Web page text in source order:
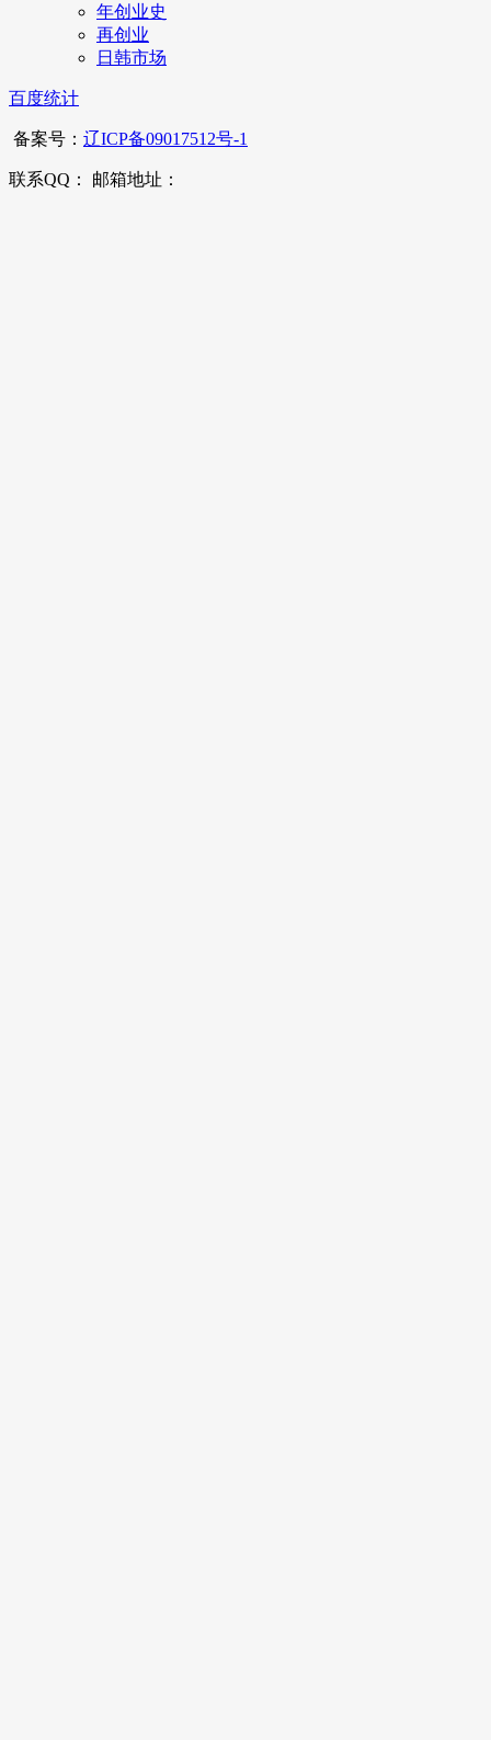
年创业史
再创业
日韩市场
百度统计
备案号： 辽ICP备09017512号-1
联系QQ： 邮箱地址：